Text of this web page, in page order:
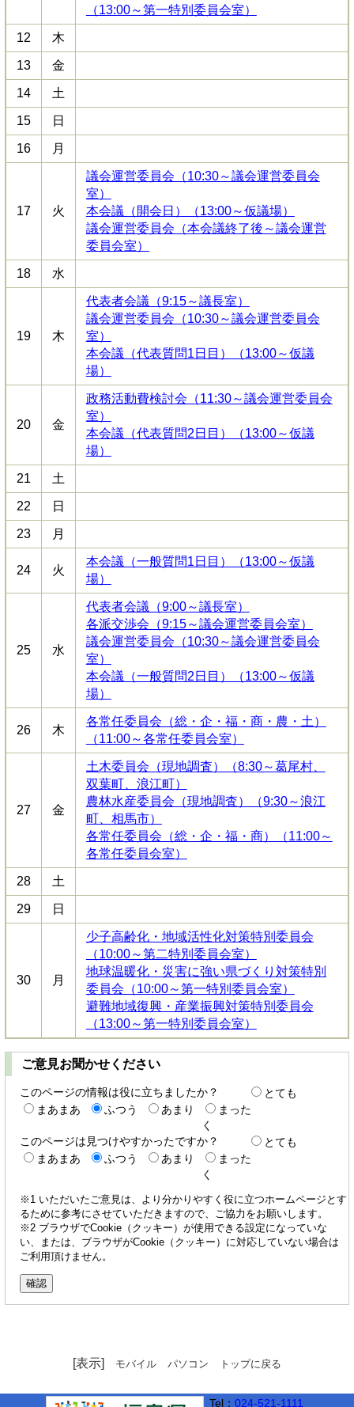
（13:00～第一特別委員会室）
12 木
13 金
14 土
15 日
16 月
17 火
議会運営委員会（10:30～議会運営委員会
室）
本会議（開会日）（13:00～仮議場）
議会運営委員会（本会議終了後～議会運営
委員会室）
18 水
19 木
代表者会議（9:15～議長室）
議会運営委員会（10:30～議会運営委員会
室）
本会議（代表質問1日目）（13:00～仮議
場）
20 金
政務活動費検討会（11:30～議会運営委員会
室）
本会議（代表質問2日目）（13:00～仮議
場）
21 土
22 日
23 月
24 火
本会議（一般質問1日目）（13:00～仮議
場）
25 水
代表者会議（9:00～議長室）
各派交渉会（9:15～議会運営委員会室）
議会運営委員会（10:30～議会運営委員会
室）
本会議（一般質問2日目）（13:00～仮議
場）
26 木
各常任委員会（総・企・福・商・農・土）
（11:00～各常任委員会室）
27 金
土木委員会（現地調査）（8:30～葛尾村、
双葉町、浪江町）
農林水産委員会（現地調査）（9:30～浪江
町、相馬市）
各常任委員会（総・企・福・商）（11:00～
各常任委員会室）
28 土
29 日
30 月
少子高齢化・地域活性化対策特別委員会
（10:00～第二特別委員会室）
地球温暖化・災害に強い県づくり対策特別
委員会（10:00～第一特別委員会室）
避難地域復興・産業振興対策特別委員会
（13:00～第一特別委員会室）
ご意見お聞かせください
このページの情報は役に立ちましたか？
とても
まあまあ
ふつう あまり
まった
く
このページは見つけやすかったですか？
とても
まあまあ
ふつう あまり
まった
く
※1 いただいたご意見は、より分かりやすく役に立つホームページとす
るために参考にさせていただきますので、ご協力をお願いします。
※2 ブラウザでCookie（クッキー）が使用できる設定になっていな
い、または、ブラウザがCookie（クッキー）に対応していない場合は
ご利用頂けません。
[表示] モバイル パソコン トップに戻る
Tel： 024-521-1111